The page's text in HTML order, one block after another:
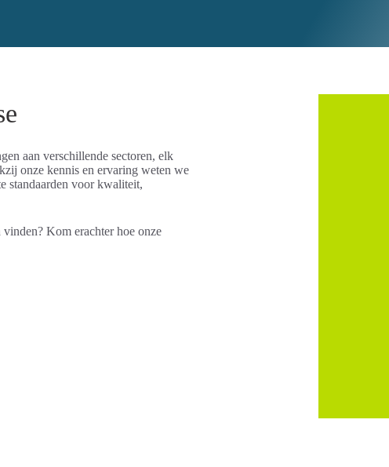
aan verschillende sectoren, elk
onze kennis en ervaring weten we
standaarden voor kwaliteit,
Kom erachter hoe onze